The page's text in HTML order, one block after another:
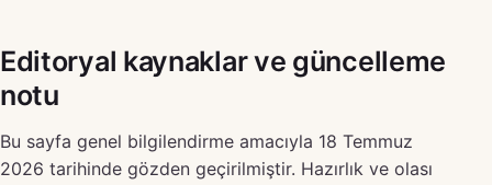
Editoryal kaynaklar ve güncelleme
notu
Bu sayfa genel bilgilendirme amacıyla 18 Temmuz
2026 tarihinde gözden geçirilmiştir. Hazırlık ve olası